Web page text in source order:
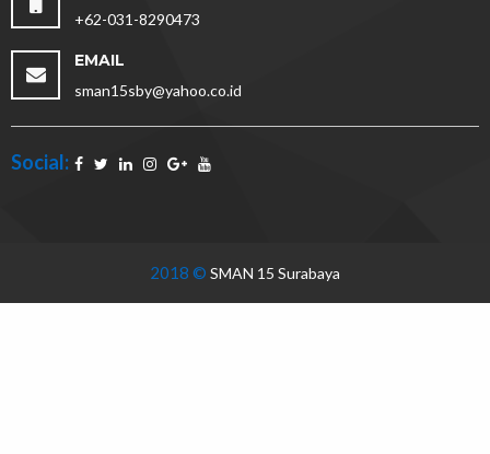
+62-031-8290473
EMAIL
sman15sby@yahoo.co.id
Social:
2018 © SMAN 15 Surabaya